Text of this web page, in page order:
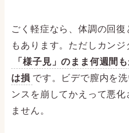
ごく軽症なら、体調の回復
もあります。ただしカンジ
「様子見」のまま何週間
は損 です。ビデで膣内を
ンスを崩してかえって悪
ません。